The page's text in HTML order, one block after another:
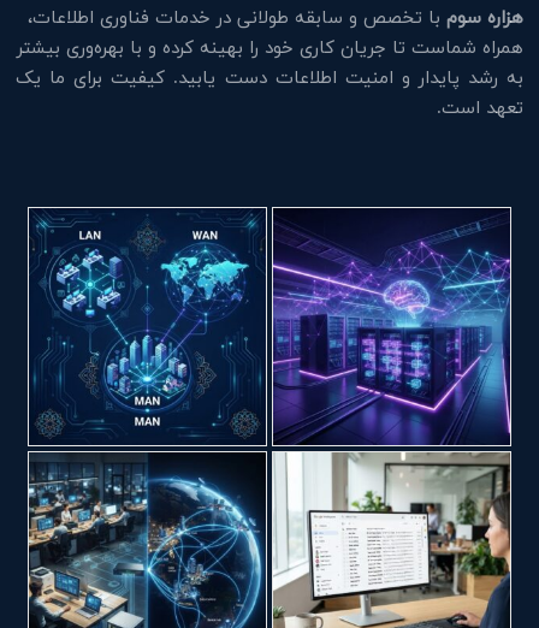
هزاره سوم با تخصص و سابقه طولانی در خدمات فناوری اطلاعات،
همراه شماست تا جریان کاری خود را بهینه کرده و با بهره‌وری بیشتر
به رشد پایدار و امنیت اطلاعات دست یابید. کیفیت برای ما یک
تعهد است.